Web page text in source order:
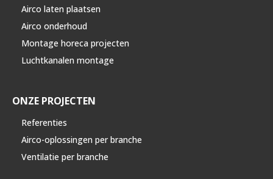
Airco laten plaatsen
Airco onderhoud
Montage horeca projecten
Luchtkanalen montage
ONZE PROJECTEN
Referenties
Airco-oplossingen per branche
Ventilatie per branche